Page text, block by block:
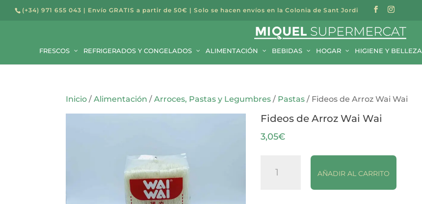
(+34) 971 655 043 | Envío GRATIS a partir de 50€ | Solo se hacen envíos en la Colonia de Sant Jordi
FRESCOS REFRIGERADOS Y CONGELADOS ALIMENTACIÓN BEBIDAS HOGAR HIGIENE Y BELLEZA
productos
Inicio /Alimentación /Arroces, Pastas y Legumbres / Pastas / Fideos de Arroz Wai Wai
Fideos de Arroz Wai Wai
3,05€
AÑADIR AL CARRITO